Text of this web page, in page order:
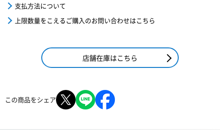
支払方法について
上限数量をこえるご購入のお問い合わせはこちら
店舗在庫はこちら
この商品をシェア